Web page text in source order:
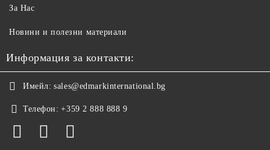
За Нас
Новини и полезни материали
Информация за контакти:
Имейл: sales@edmarkinternational.bg
Телефон: +359 2 888 888 9